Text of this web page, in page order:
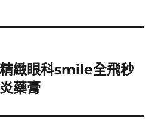
緻眼科smile全飛秒
藥膏